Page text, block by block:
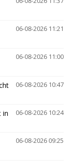
06-08-2026 11:21
06-08-2026 11:00
06-08-2026 10:47
06-08-2026 10:24
in
06-08-2026 09:25